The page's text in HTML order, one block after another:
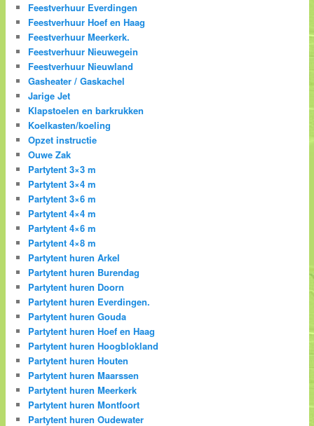
Feestverhuur Everdingen
Feestverhuur Hoef en Haag
Feestverhuur Meerkerk.
Feestverhuur Nieuwegein
Feestverhuur Nieuwland
Gasheater / Gaskachel
Jarige Jet
Klapstoelen en barkrukken
Koelkasten/koeling
Opzet instructie
Ouwe Zak
Partytent 3×3 m
Partytent 3×4 m
Partytent 3×6 m
Partytent 4×4 m
Partytent 4×6 m
Partytent 4×8 m
Partytent huren Arkel
Partytent huren Burendag
Partytent huren Doorn
Partytent huren Everdingen.
Partytent huren Gouda
Partytent huren Hoef en Haag
Partytent huren Hoogblokland
Partytent huren Houten
Partytent huren Maarssen
Partytent huren Meerkerk
Partytent huren Montfoort
Partytent huren Oudewater